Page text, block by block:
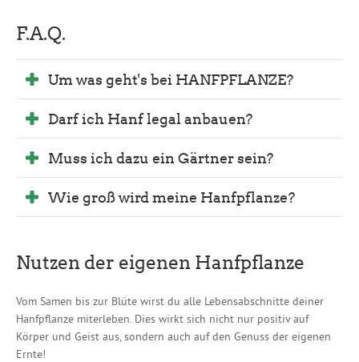
F.A.Q.
Um was geht's bei HANFPFLANZE?
Darf ich Hanf legal anbauen?
Muss ich dazu ein Gärtner sein?
Wie groß wird meine Hanfpflanze?
Nutzen der eigenen Hanfpflanze
Vom Samen bis zur Blüte wirst du alle Lebensabschnitte deiner
Hanfpflanze miterleben. Dies wirkt sich nicht nur positiv auf
Körper und Geist aus, sondern auch auf den Genuss der eigenen
Ernte!